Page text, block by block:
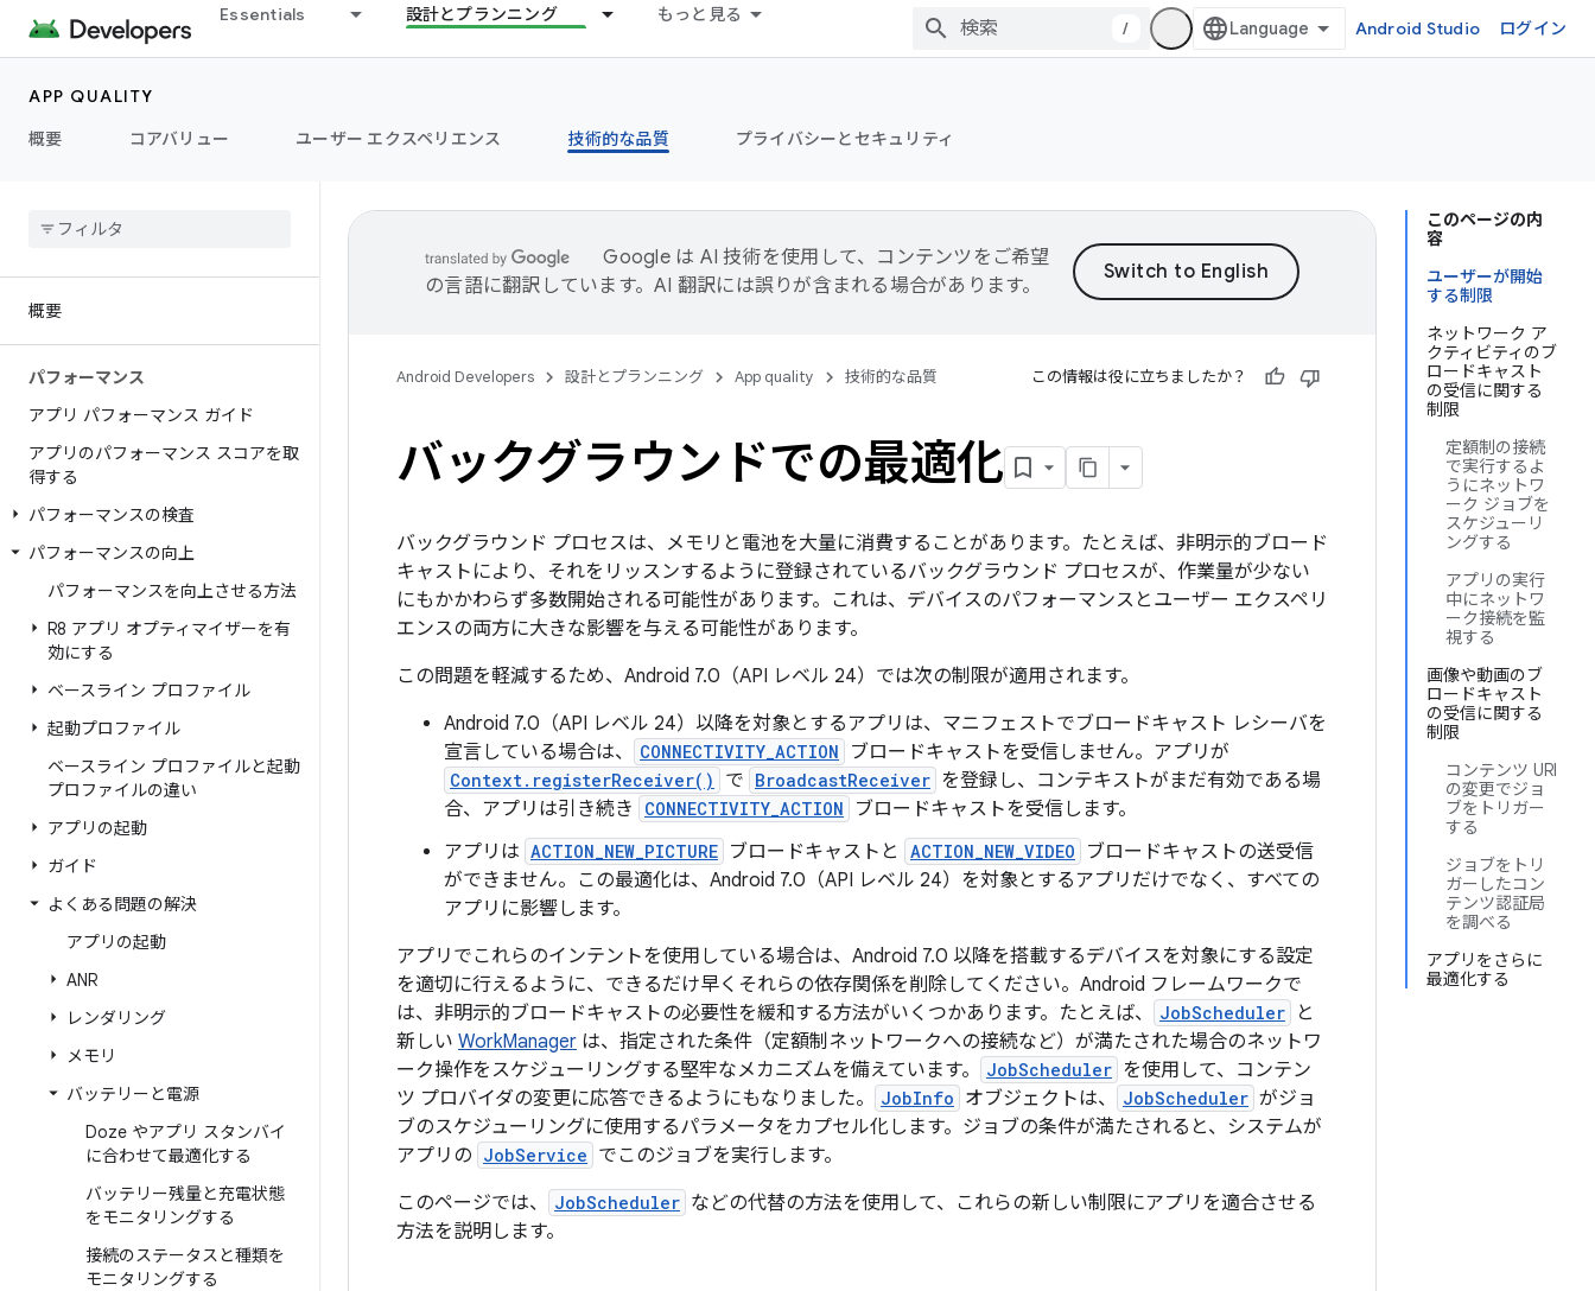
Essentials 設計とプランニング もっと見る
/ Android Studio ログイン
APP QUALITY
概要
コアバリュー ユーザー エクスペリエンス 技術的な品質 プライバシーとセキュリティ
概要
パフォーマンス
アプリ パフォーマンス ガイド
アプリのパフォーマンス スコアを取
得する
パフォーマンスの検査
パフォーマンスの向上
パフォーマンスを向上させる方法
R8 アプリ オプティマイザーを有
効にする
ベースライン プロファイル
起動プロファイル
ベースライン プロファイルと起動
プロファイルの違い
アプリの起動
ガイド
よくある問題の解決
アプリの起動
ANR
レンダリング
メモリ
バッテリーと電源
Doze やアプリ スタンバイ
に合わせて最適化する
バッテリー残量と充電状態
をモニタリングする
接続のステータスと種類を
モニタリングする
このページの内
容
ユーザーが開始
する制限
ネットワーク ア
クティビティのブ
ロードキャスト
の受信に関する
制限
定額制の接続
で実行するよ
うにネットワ
ーク ジョブを
スケジューリ
ングする
アプリの実行
中にネットワ
ーク接続を監
視する
画像や動画のブ
ロードキャスト
の受信に関する
制限
コンテンツ URI
の変更でジョ
ブをトリガー
する
ジョブをトリ
ガーしたコン
テンツ認証局
を調べる
アプリをさらに
最適化する
Google は AI 技術を使用して、コンテンツをご希望
の言語に翻訳しています。AI 翻訳には誤りが含まれる場合があります。
Android Developers 設計とプランニング App quality 技術的な品質 この情報は役に立ちましたか？
バックグラウンドでの最適化
バックグラウンド プロセスは、メモリと電池を大量に消費することがあります。たとえば、非明示的ブロード
キャストにより、それをリッスンするように登録されているバックグラウンド プロセスが、作業量が少ない
にもかかわらず多数開始される可能性があります。これは、デバイスのパフォーマンスとユーザー エクスペリ
エンスの両方に大きな影響を与える可能性があります。
この問題を軽減するため、Android 7.0（API レベル 24）では次の制限が適用されます。
Android 7.0（API レベル 24）以降を対象とするアプリは、マニフェストでブロードキャスト レシーバを
宣言している場合は、
CONNECTIVITY_ACTION ブロードキャストを受信しません。アプリが
Context.registerReceiver() で BroadcastReceiver を登録し、コンテキストがまだ有効である場
合、アプリは引き続き
CONNECTIVITY_ACTION
ブロードキャストを受信します。
アプリは ACTION_NEW_PICTURE ブロードキャストと ACTION_NEW_VIDEO
ブロードキャストの送受信
ができません。この最適化は、Android 7.0（API レベル 24）を対象とするアプリだけでなく、すべての
アプリに影響します。
アプリでこれらのインテントを使用している場合は、Android 7.0 以降を搭載するデバイスを対象にする設定
を適切に行えるように、できるだけ早くそれらの依存関係を削除してください。Android フレームワークで
は、非明示的ブロードキャストの必要性を緩和する方法がいくつかあります。たとえば、
JobScheduler
と
新しい WorkManager は、指定された条件（定額制ネットワークへの接続など）が満たされた場合のネットワ
ーク操作をスケジューリングする堅牢なメカニズムを備えています。
JobScheduler を使用して、コンテン
ツ プロバイダの変更に応答できるようにもなりました。
JobInfo オブジェクトは、 JobScheduler がジョ
ブのスケジューリングに使用するパラメータをカプセル化します。ジョブの条件が満たされると、システムが
アプリの JobService でこのジョブを実行します。
このページでは、
JobScheduler などの代替の方法を使用して、これらの新しい制限にアプリを適合させる
方法を説明します。